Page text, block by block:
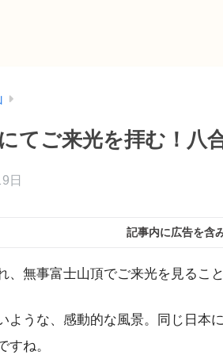
てご来光を拝む！八
日
記事内に広告を含
、無事富士山頂でご来光を見るこ
ような、感動的な風景。同じ日本
すね。